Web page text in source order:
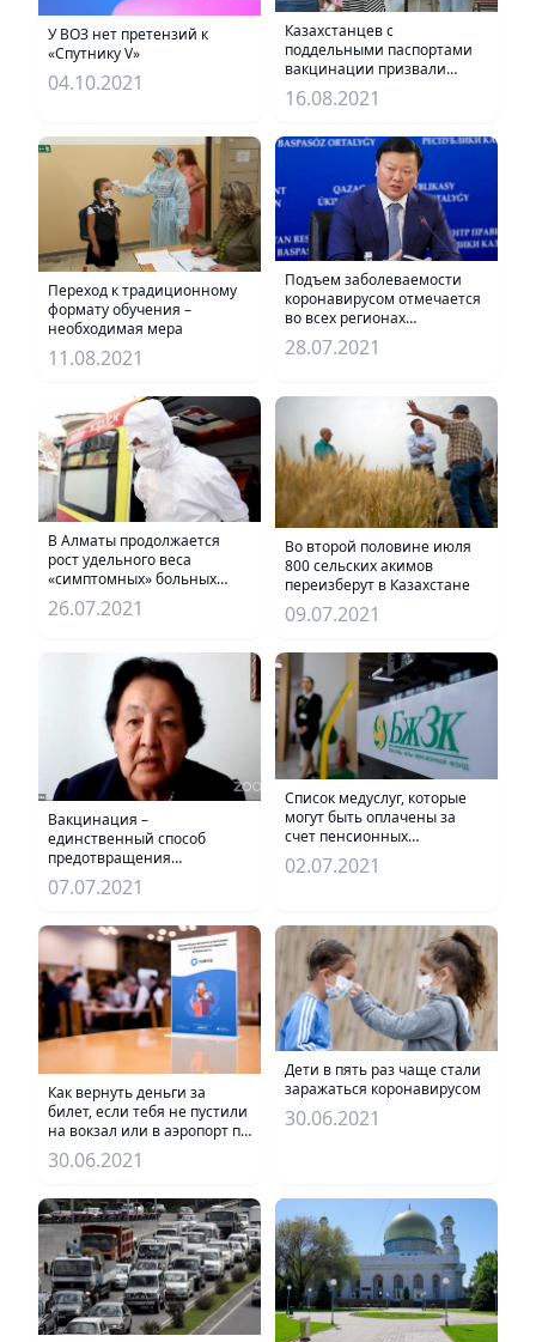
У ВОЗ нет претензий к
«Спутнику V»
04.10.2021
Казахстанцев с
поддельными паспортами
вакцинации призвали
сделать прививку
16.08.2021
Переход к традиционному
формату обучения –
необходимая мера
11.08.2021
Подъем заболеваемости
коронавирусом отмечается
во всех регионах
Казахстана
28.07.2021
В Алматы продолжается
рост удельного веса
«симптомных» больных
против первой волны
эпидемии
26.07.2021
Во второй половине июля
800 сельских акимов
переизберут в Казахстане
09.07.2021
Вакцинация –
единственный способ
предотвращения
возникновения новых
мутаций вируса
07.07.2021
Список медуслуг, которые
могут быть оплачены за
счет пенсионных
накоплений, расширят
02.07.2021
Как вернуть деньги за
билет, если тебя не пустили
на вокзал или в аэропорт по
Ashyq
30.06.2021
Дети в пять раз чаще стали
заражаться коронавирусом
30.06.2021